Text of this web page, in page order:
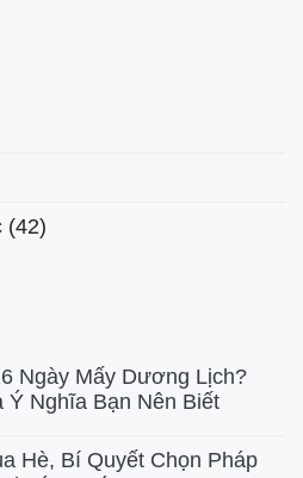
(42)
Ngày Mấy Dương Lịch?
Ý Nghĩa Bạn Nên Biết
Hè, Bí Quyết Chọn Pháp